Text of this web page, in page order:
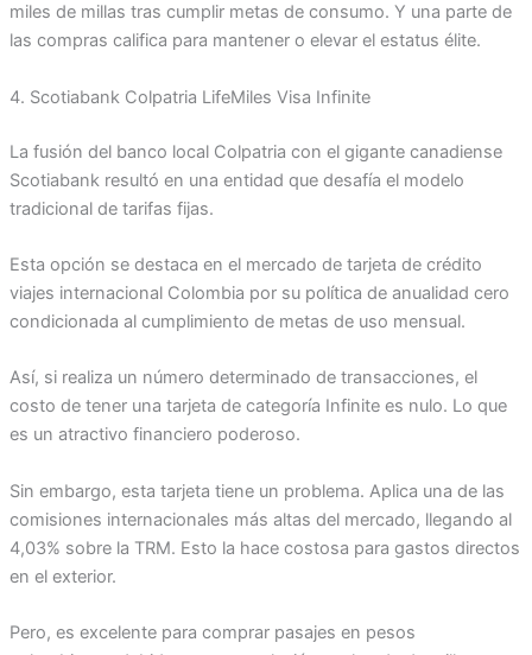
miles de millas tras cumplir metas de consumo. Y una parte de
las compras califica para mantener o elevar el estatus élite.
4. Scotiabank Colpatria LifeMiles Visa Infinite
La fusión del banco local Colpatria con el gigante canadiense
Scotiabank resultó en una entidad que desafía el modelo
tradicional de tarifas fijas.
Esta opción se destaca en el mercado de tarjeta de crédito
viajes internacional Colombia por su política de anualidad cero
condicionada al cumplimiento de metas de uso mensual.
Así, si realiza un número determinado de transacciones, el
costo de tener una tarjeta de categoría Infinite es nulo. Lo que
es un atractivo financiero poderoso.
Sin embargo, esta tarjeta tiene un problema. Aplica una de las
comisiones internacionales más altas del mercado, llegando al
4,03% sobre la TRM. Esto la hace costosa para gastos directos
en el exterior.
Pero, es excelente para comprar pasajes en pesos